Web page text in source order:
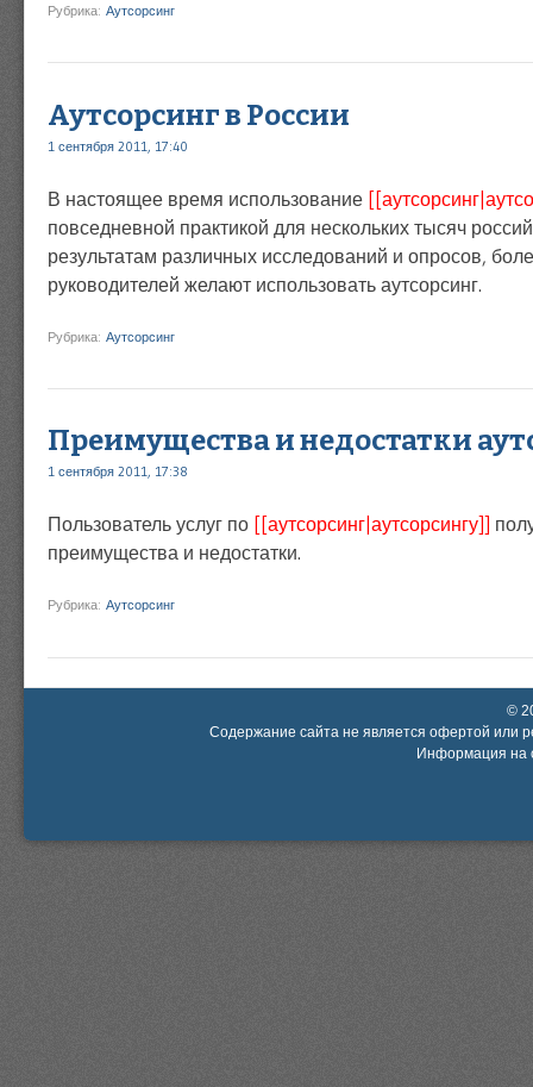
Рубрика: Аутсорсинг
Аутсорсинг в России
1 сентября 2011, 17:40
В настоящее время использование
повседневной практикой для нескольких тысяч
результатам различных исследований и опросов,
руководителей желают использовать аутсорсинг.
Рубрика: Аутсорсинг
Преимущества и недостатки
1 сентября 2011, 17:38
Пользователь услуг по [[аутсорсинг|аутсорсингу]]
преимущества и недостатки.
Рубрика: Аутсорсинг
©
Содержание сайта не является офертой или
Информация на